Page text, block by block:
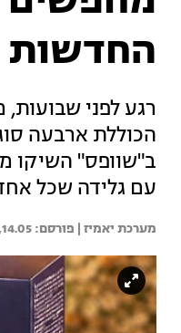
החדשות
רגע לפני
הכוללת ארבעה
ב"שוופס" השיקו
עם גלידה שכל
מערכת יאמיז | 14.05, 14:41